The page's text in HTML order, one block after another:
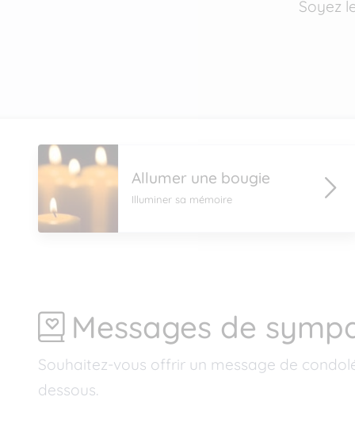
Soyez
Allumer une bougie
Illuminer sa mémoire
Messages de
Souhaitez-vous offrir un message de
dessous.